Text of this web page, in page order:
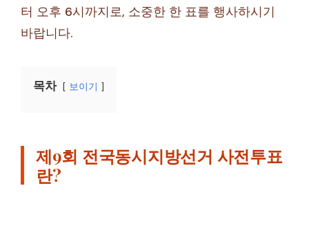
터 오후 6시까지로, 소중한 한 표를 행사하시기
바랍니다.
목차 보이기
제9회 전국동시지방선거 사전투표
란?